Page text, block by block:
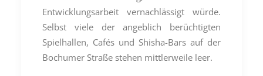
Entwicklungsarbeit vernachlässigt würde.
Selbst viele der angeblich berüchtigten
Spielhallen, Cafés und Shisha-Bars auf der
Bochumer Straße stehen mittlerweile leer.